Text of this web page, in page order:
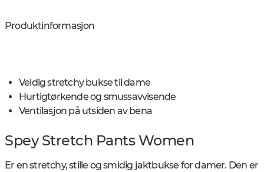
Produktinformasjon
Veldig stretchy bukse til dame
Hurtigtørkende og smussavvisende
Ventilasjon på utsiden av bena
Spey Stretch Pants Women
Er en stretchy, stille og smidig jaktbukse for damer. Den er